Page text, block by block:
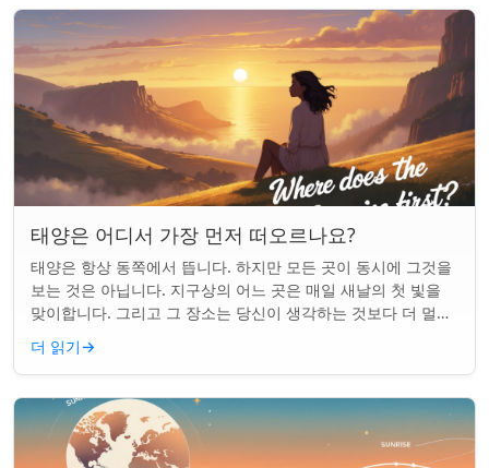
태양은 어디서 가장 먼저 떠오르나요?
태양은 항상 동쪽에서 뜹니다. 하지만 모든 곳이 동시에 그것을
보는 것은 아닙니다. 지구상의 어느 곳은 매일 새날의 첫 빛을
맞이합니다. 그리고 그 장소는 당신이 생각하는 것보다 더 멀리
떨어져 있습니다. 핵심 요약...
더 읽기→